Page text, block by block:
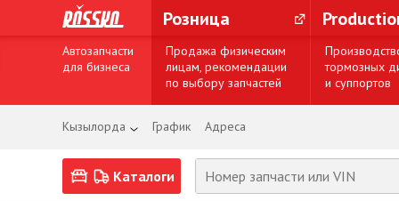
Розница
Автозапчасти
для бизнеса
Продажа физическим
лицам, рекомендации
по выбору запчастей
тормозных
и суппортов
Кызылорда График Адреса
Каталоги